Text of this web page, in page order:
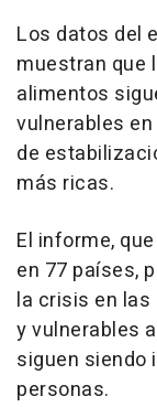
Los datos del
muestran que
alimentos
vulnerables
de
más ricas.
El informe,
en 77 países,
la crisis en
y vulnerables
siguen siendo
personas.